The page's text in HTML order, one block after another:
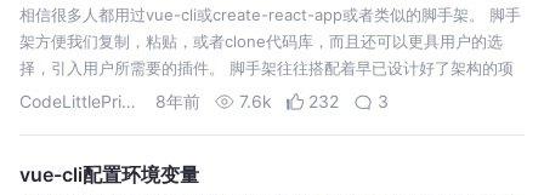
相信很多人都用过vue-cli或create-react-app或者类似的脚手架。 脚手
架方便我们复制，粘贴，或者clone代码库，而且还可以更具用户的选
择，引入用户所需要的插件。 脚手架往往搭配着早已设计好了架构的项
目，然后按需进行拷贝。 yeoman是一款来做脚手架的工具，…
CodeLittlePrince 8年前 7.6k 232 3
vue-cli配置环境变量